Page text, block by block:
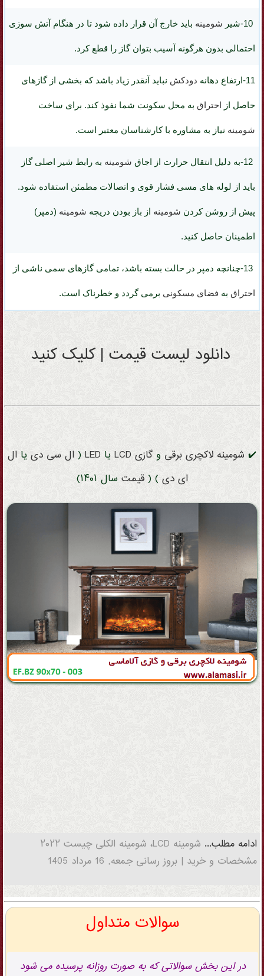
شیر شومینه باید خارج آن قرار داده شود تا در هنگام آتش سوزی
احتمالی بدون هرگونه آسیب بتوان گاز را قطع کرد.
11-ارتفاع دهانه دودکش نباید آنقدر زیاد باشد که بخشی از گازهای
حاصل از احتراق به محل سکونت شما نفوذ کند. برای ساخت
شومینه نیاز به مشاوره با کارشناسان معتبر است.
شومینه به رابط شیر اصلی گاز
باید از لوله های مسی فشار قوی و اتصالات مطمئن استفاده شود.
پیش از روشن کردن شومینه از باز بودن دریچه شومینه (دمپر)
اطمینان حاصل کنید.
دمپر در حالت بسته باشد، تمامی گازهای سمی ناشی از
احتراق به فضای مسکونی برمی گردد و خطرناک است.
دانلود لیست قیمت | کلیک کنید
✔️ شومینه لاکچری برقی و گازی LCDیا LED
( ال سی دییا ال
ای دی ) (قیمت سال ۱۴۰۱)
ادامه مطلب...
شومینه LCD، شومینه الکلی چیست ۲۰۲۲
مشخصات و خرید | بروز رسانی جمعه, 16 مرداد 1405
سوالات متداول
در این بخش سوالاتی که به صورت روزانه پرسیده می شود